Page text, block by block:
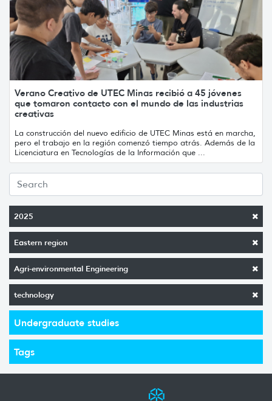
2025
Eastern region
Agri-environmental Engineering
technology
Undergraduate studies
Tags
Verano Creativo de UTEC Minas recibió a 45 jóvenes
que tomaron contacto con el mundo de las industrias
creativas
La construcción del nuevo edificio de UTEC Minas está en marcha,
pero el trabajo en la región comenzó tiempo atrás. Además de la
Licenciatura en Tecnologías de la Información que ...